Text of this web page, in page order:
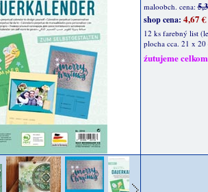
maloobch. cena:
shop cena: 4,67 €
12 ks farebný list
plocha cca. 21 x 20
źutujeme